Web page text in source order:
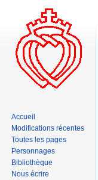
Accueil
Modifications récentes
Toutes les pages
Personnages
Bibliothèque
Nous écrire